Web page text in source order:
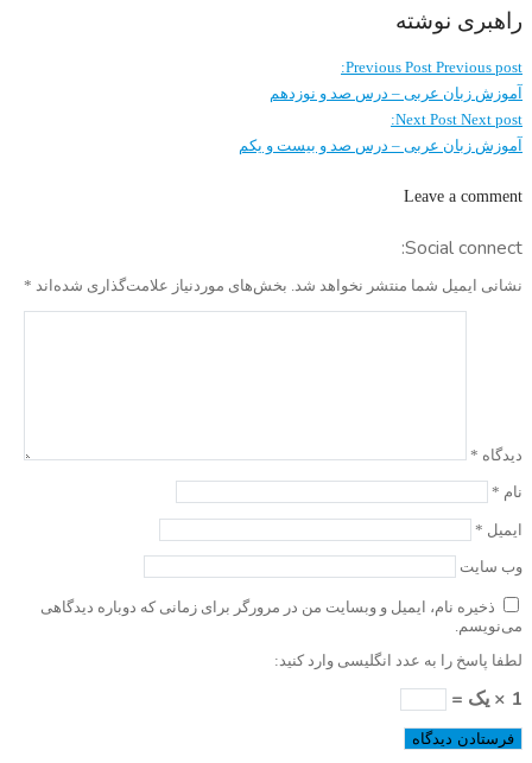
راهبری نوشته
Previous Post Previous post:
آموزش زبان عربی – درس صد و نوزدهم
Next Post Next post:
آموزش زبان عربی – درس صد و بيست و يكم
Leave a comment
Social connect:
نشانی ایمیل شما منتشر نخواهد شد. بخش‌های موردنیاز علامت‌گذاری شده‌اند *
دیدگاه *
نام *
ایمیل *
وب‌ سایت
ذخیره نام، ایمیل و وبسایت من در مرورگر برای زمانی که دوباره دیدگاهی
می‌نویسم.
لطفا پاسخ را به عدد انگلیسی وارد کنید:
1 × یک =